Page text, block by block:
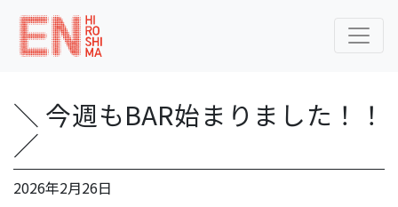
＼ 今週もBAR始まりました！！
／
2026年2月26日